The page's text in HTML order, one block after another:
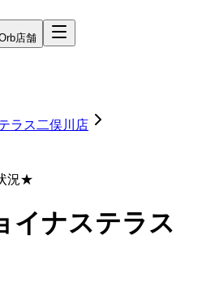
店舗
ラス二俣川店
況★
イナステラス